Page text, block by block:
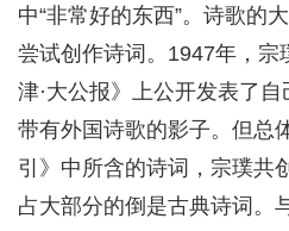
中“非常好的东西”。诗歌的
尝试创作诗词。1947年，宗
津·大公报》上公开发表了
带有外国诗歌的影子。但总
引》中所含的诗词，宗璞共
占大部分的倒是古典诗词。